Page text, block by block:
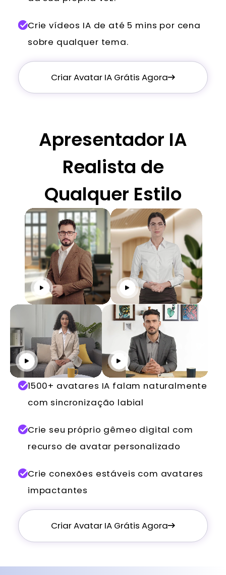
Crie vídeos IA de até 5 mins por cena
sobre qualquer tema.
Criar Avatar IA Grátis Agora
Apresentador IA
Realista de
Qualquer Estilo
1500+ avatares IA falam naturalmente
com sincronização labial
Crie seu próprio gêmeo digital com
recurso de avatar personalizado
Crie conexões estáveis com avatares
impactantes
Criar Avatar IA Grátis Agora
Reproduzir Reproduzir
Reproduzir Reproduzir